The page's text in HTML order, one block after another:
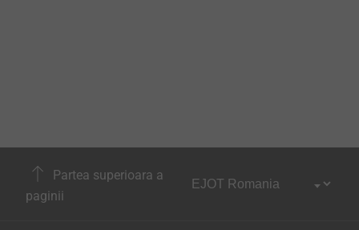
Partea superioara a
paginii